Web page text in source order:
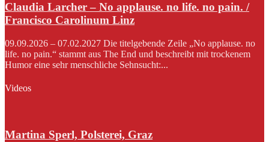
Claudia Larcher – No applause. no life. no pain. /
Francisco Carolinum Linz
09.09.2026 – 07.02.2027 Die titelgebende Zeile „No applause. no
life. no pain.“ stammt aus The End und beschreibt mit trockenem
Humor eine sehr menschliche Sehnsucht:...
Videos
Martina Sperl, Polsterei, Graz